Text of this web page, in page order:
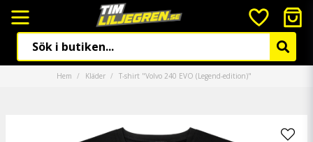
Hem Kläder T-shirt "Volvo 240 EVO (Legend-edition)"